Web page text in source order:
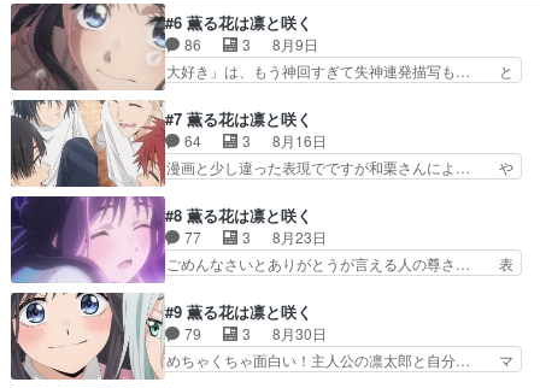
たびに障害に見舞われ… 今後の展開、大丈夫か
な？あと、千鳥の祝福… 前半は薫子と凛太郎の勉
強会照れながら勉強…
子ちゃんがりんたろうに会いに♡来てくれ… 薫子
ちゃんに会うことでモヤモヤが晴れる凛… AT-X
でのご視聴ありがとうございました… マンガを読
んで二次創作を書いて夜に、小説… なんだ親友良
良かったのは朔と母親の話か… 映像で動きや色が
あるからさらに震えるわ話… 相変わらず薫子は見
てるだけで心が浄化され…
#6 薫る花は凛と咲く
86 3
8月9日
大好き」は、もう神回すぎて失神連発描写も… と
綺麗な世界…薫子も昴も、凛太… 素晴らしすぎて
見終わった後鳥肌立ったわ。… 昴は嫌なやつだと
思ってたけど、自分のこと… はぁぁああ、今週も
浄化された…薫子ちゃん… 和栗薫子が個人的に好
回も優しい気持ちに… 登場人物全員いい人で癒さ
れる。保科さん自… う～ん、丁寧ではあるけど長
い。そしてやは…
#7 薫る花は凛と咲く
64 3
8月16日
漫画と少し違った表現でですが和栗さんによ… や
皆良い奴しか周りにいないのクソいいや… 二原少
しだけお手伝いしました。スタッフの… これは色
んな人が虜になるわけだよ……さて… 底辺男子校
なのに昭和では当たり前のゲス度… めっちゃいい
ど9話辺り号泣間違いないや… 今回も大変勉強に
なりました！ありがとうご… 半パートコンテと作
監少しやりました。何と…
#8 薫る花は凛と咲く
77 3
8月23日
ごめんなさいとありがとうが言える人の尊さ… 表
(飛ばしたので)の簡単な感想あの三人… とっても
素敵な 甘酸っぱい … リスク回避で
遠くに皆で集合より制服(桔梗… 気持ちが浄化さ
れる…アニメ1クールなのか… AT-Xでのご視聴あ
#9 薫る花は凛と咲く
79 3
8月30日
めちゃくちゃ面白い！主人公の凛太郎と自分… マ